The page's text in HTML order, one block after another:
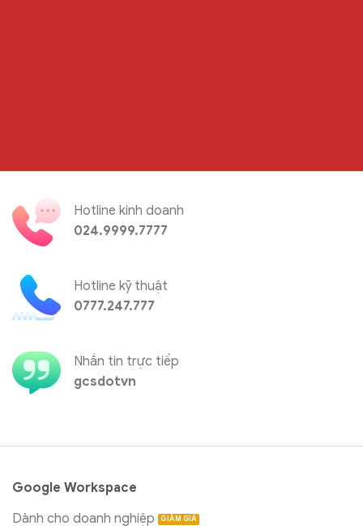
Hotline kinh doanh
024.9999.7777
Hotline kỹ thuật
0777.247.777
Nhắn tin trực tiếp
gcsdotvn
Google Workspace
Dành cho doanh nghiệp